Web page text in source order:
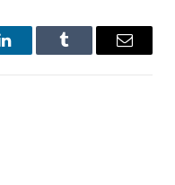
LinkedInTumblr Email